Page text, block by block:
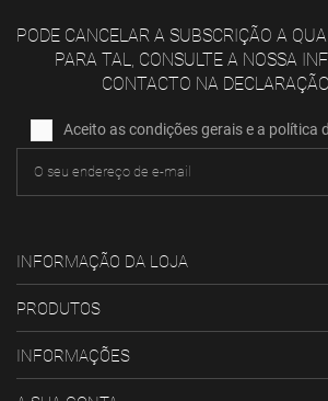
PODE CANCELAR A SUBSCRIÇÃO A
PARA TAL, CONSULTE A NOSSA
CONTACTO NA
Aceito as condições gerais e a política
INFORMAÇÃO DA LOJA
PRODUTOS
INFORMAÇÕES